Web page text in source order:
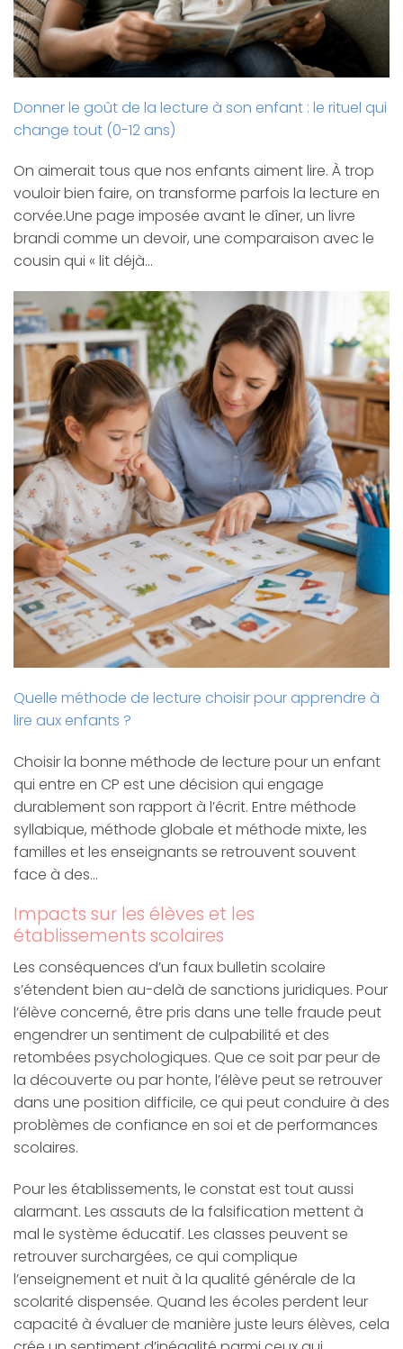
Donner le goût de la lecture à son enfant : le rituel qui
change tout (0-12 ans)
On aimerait tous que nos enfants aiment lire. À trop
vouloir bien faire, on transforme parfois la lecture en
corvée.Une page imposée avant le dîner, un livre
brandi comme un devoir, une comparaison avec le
cousin qui « lit déjà…
Quelle méthode de lecture choisir pour apprendre à
lire aux enfants ?
Choisir la bonne méthode de lecture pour un enfant
qui entre en CP est une décision qui engage
durablement son rapport à l’écrit. Entre méthode
syllabique, méthode globale et méthode mixte, les
familles et les enseignants se retrouvent souvent
face à des…
Impacts sur les élèves et les
établissements scolaires
Les conséquences d’un faux bulletin scolaire
s’étendent bien au-delà de sanctions juridiques. Pour
l’élève concerné, être pris dans une telle fraude peut
engendrer un sentiment de culpabilité et des
retombées psychologiques. Que ce soit par peur de
la découverte ou par honte, l’élève peut se retrouver
dans une position difficile, ce qui peut conduire à des
problèmes de confiance en soi et de performances
scolaires.
Pour les établissements, le constat est tout aussi
alarmant. Les assauts de la falsification mettent à
mal le système éducatif. Les classes peuvent se
retrouver surchargées, ce qui complique
l’enseignement et nuit à la qualité générale de la
scolarité dispensée. Quand les écoles perdent leur
capacité à évaluer de manière juste leurs élèves, cela